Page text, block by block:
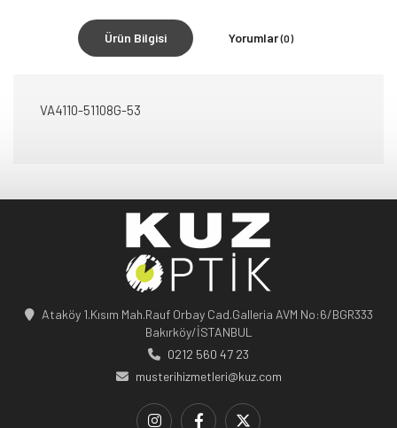
Ürün Bilgisi Yorumlar(0)
VA4110-51108G-53
Ataköy 1.Kısım Mah.Rauf Orbay Cad.Galleria AVM No:6/BGR333
Bakırköy/İSTANBUL
0212 560 47 23
musterihizmetleri@kuz.com